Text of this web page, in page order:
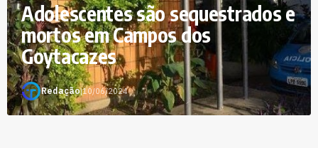
Adolescentes são sequestrados e
mortos em Campos dos
Goytacazes
Redação|10/06/2024